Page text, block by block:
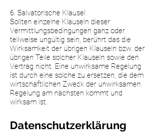
6. Salvatorische Klausel
Sollten einzelne Klauseln dieser
Vermittlungsbedingungen ganz oder
teilweise ungültig sein, berührt das die
Wirksamkeit der übrigen Klauseln bzw. der
übrigen Teile solcher Klauseln sowie den
Vertrag nicht. Eine unwirksame Regelung
ist durch eine solche zu ersetzen, die dem
wirtschaftlichen Zweck der unwirksamen
Regelung am nächsten kommt und
wirksam ist.
Datenschutzerklärung